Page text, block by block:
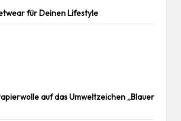
für Deinen Lifestyle
auf das Umweltzeichen „Blauer